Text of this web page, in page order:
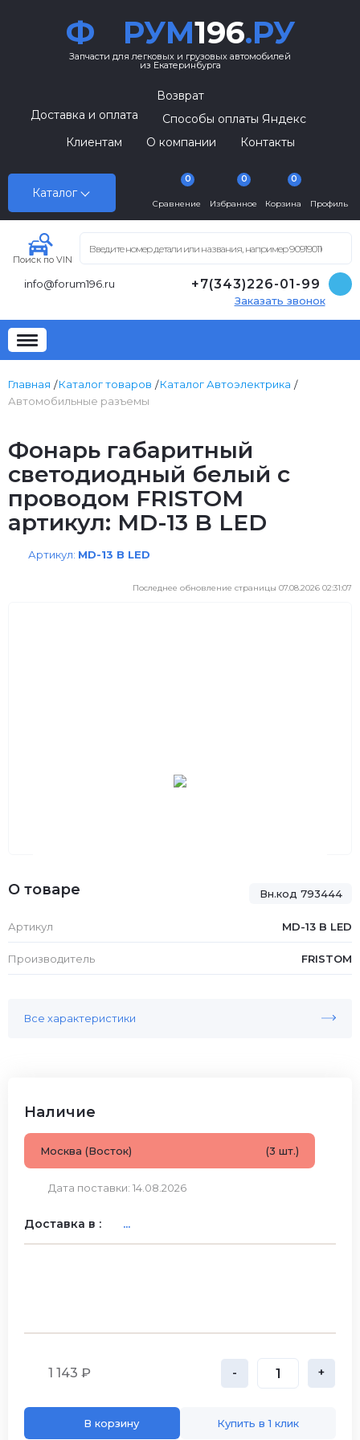
Ф РУМ196.РУ
Запчасти для легковых и грузовых автомобилей
из Екатеринбурга
Каталог
Возврат
Доставка и оплата
Способы оплаты Яндекс
Клиентам
О компании Контакты
Сравнение
0
Избранное
0
Корзина
0
Профиль
Поиск по VIN
info@forum196.ru +7(343)226-01-99
Заказать звонок
Главная Каталог товаров
Каталог Автоэлектрика
Автомобильные разъемы
Фонарь габаритный
светодиодный белый с
проводом FRISTOM
артикул: MD-13 B LED
Артикул: MD-13 B LED
Последнее обновление страницы 07.08.2026 02:31:07
Вн.код 793444
О товаре
Артикул MD-13 B LED
Производитель FRISTOM
Все характеристики
Наличие
Москва (Восток) (3 шт.)
Дата поставки: 14.08.2026
Доставка в : ...
1 143 ₽ - +
В корзину Купить в 1 клик